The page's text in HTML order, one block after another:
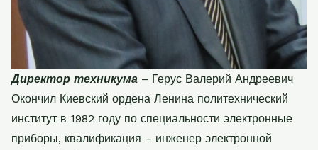
Директор техникума – Герус Валерий Андреевич
Окончил Киевский ордена Ленина политехнический
институт в 1982 году по специальности электронные
приборы, квалификация – инженер электронной